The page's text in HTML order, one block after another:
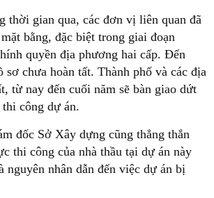
thời gian qua, các đơn vị liên quan đã
bằng, đặc biệt trong giai đoạn
quyền địa phương hai cấp. Đến
sơ chưa hoàn tất. Thành phố và các địa
từ nay đến cuối năm sẽ bàn giao dứt
công dự án.
đốc Sở Xây dựng cũng thẳng thắn
thi công của nhà thầu tại dự án này
nguyên nhân dẫn đến việc dự án bị